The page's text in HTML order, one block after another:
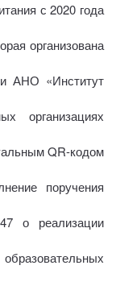
с 2020 года
организована
АНО «Институт
организациях
QR-кодом
поручения
о реализации